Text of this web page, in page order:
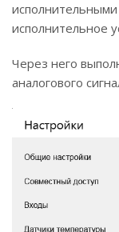
исполнительное
Через него
аналогового